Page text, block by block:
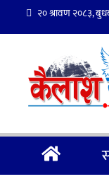
२० श्रावण २०८३,